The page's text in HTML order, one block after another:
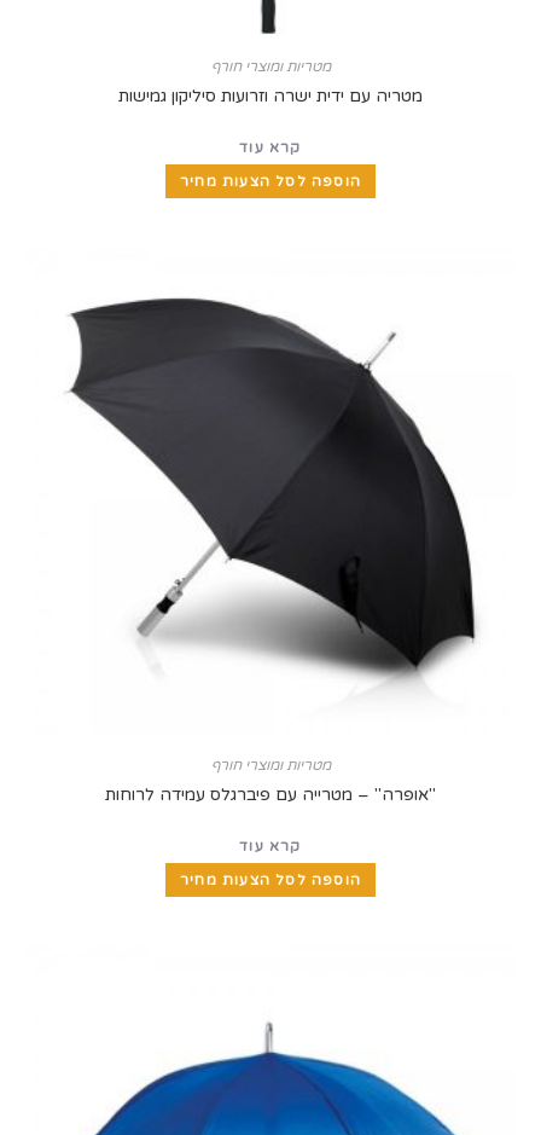
מטריות ומוצרי חורף
מטריה עם ידית ישרה וזרועות סיליקון גמישות
הוספה לסל הצעות מחיר
מטריות ומוצרי חורף
"אופרה" – מטרייה עם פיברגלס עמידה לרוחות
הוספה לסל הצעות מחיר